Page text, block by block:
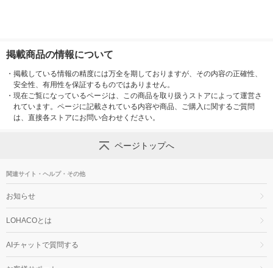
掲載商品の情報について
・ 掲載している情報の精度には万全を期しておりますが、その内容の正確性、
安全性、有用性を保証するものではありません。
・ 現在ご覧になっているページは、この商品を取り扱うストアによって運営さ
れています。ページに記載されている内容や商品、ご購入に関するご質問
は、直接各ストアにお問い合わせください。
ページトップへ
関連サイト・ヘルプ・その他
お知らせ
LOHACOとは
AIチャットで質問する